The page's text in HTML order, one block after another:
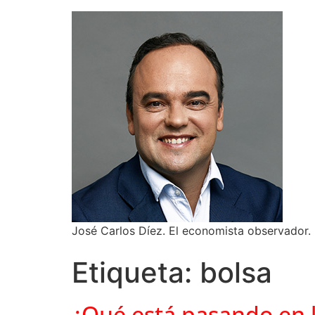
José Carlos Díez. El economista observador.
Etiqueta: bolsa